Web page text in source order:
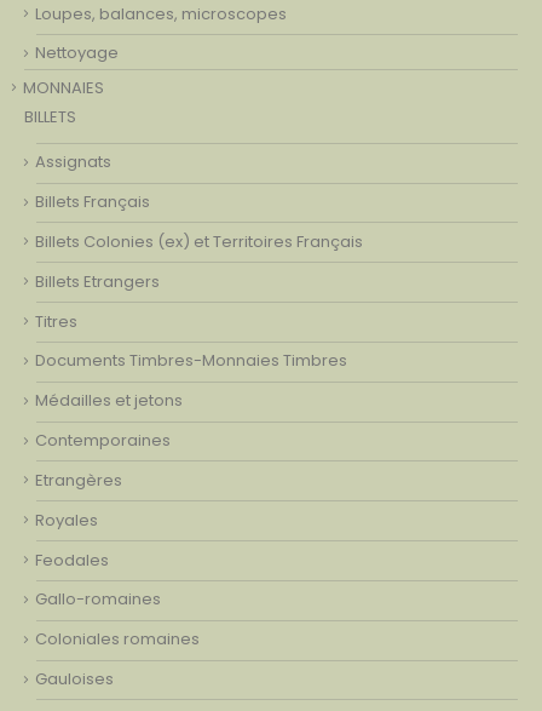
Loupes, balances, microscopes
Nettoyage
MONNAIES
BILLETS
Assignats
Billets Français
Billets Colonies (ex) et Territoires Français
Billets Etrangers
Titres
Documents Timbres-Monnaies Timbres
Médailles et jetons
Contemporaines
Etrangères
Royales
Feodales
Gallo-romaines
Coloniales romaines
Gauloises